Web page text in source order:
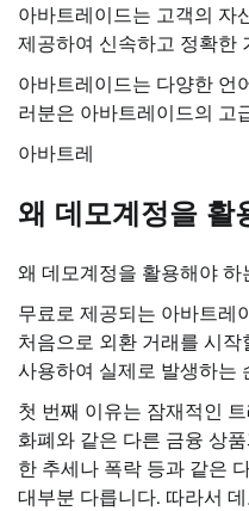
아바트레이드는 고객의 자
제공하여 신속하고 정확한
아바트레이드는 다양한 언
러분은 아바트레이드의 고
아바트레
왜 데모계정을 활
왜 데모계정을 활용해야 하
무료로 제공되는 아바트레
처음으로 외환 거래를 시
사용하여 실제로 발생하는
첫 번째 이유는 잠재적인
화폐와 같은 다른 금융 상
한 추세나 폭락 등과 같은
대부분 다릅니다. 따라서